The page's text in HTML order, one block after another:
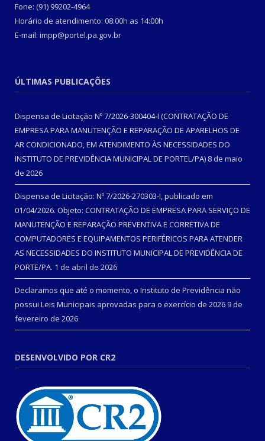
Fone: (91) 99202-4964
Horário de atendimento: 08:00h as 14:00h
E-mail: impp@portel.pa.gov.br
ÚLTIMAS PUBLICAÇÕES
Dispensa de Licitação Nº 7/2026-300404-I (CONTRATAÇÃO DE
EMPRESA PARA MANUTENÇÃO E REPARAÇÃO DE APARELHOS DE
AR CONDICIONADO, EM ATENDIMENTO ÀS NECESSIDADES DO
INSTITUTO DE PREVIDÊNCIA MUNICIPAL DE PORTEL/PA) 8 de maio
de 2026
Dispensa de Licitação: Nº 7/2026-270303-I, publicado em
01/04/2026. Objeto: CONTRATAÇÃO DE EMPRESA PARA SERVIÇO DE
MANUTENÇÃO E REPARAÇÃO PREVENTIVA E CORRETIVA DE
COMPUTADORES E EQUIPAMENTOS PERIFÉRICOS PARA ATENDER
AS NECESSIDADES DO INSTITUTO MUNICIPAL DE PREVIDÊNCIA DE
PORTE/PA. 1 de abril de 2026
Declaramos que até o momento, o Instituto de Previdência não
possui Leis Municipais aprovadas para o exercício de 2026 9 de
fevereiro de 2026
DESENVOLVIDO POR CR2